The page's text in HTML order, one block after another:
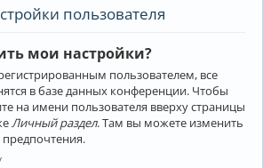
пользователя
мои настройки?
пользователем, все
в базе данных конференции. Чтобы
на имени пользователя вверху страницы
Личный раздел. Там вы можете изменить
предпочтения.